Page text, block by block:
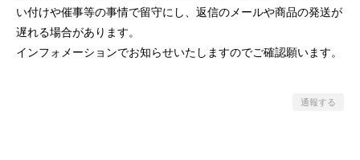
い付けや催事等の事情で留守にし、返信のメールや商品の発送が
遅れる場合があります。
インフォメーションでお知らせいたしますのでご確認願います。
通報する